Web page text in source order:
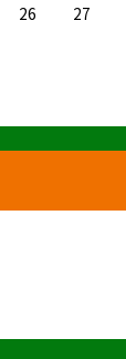
26 27